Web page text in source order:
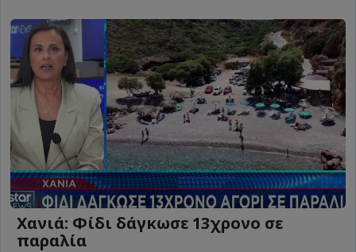
Χανιά: Φίδι δάγκωσε 13χρονο σε
παραλία